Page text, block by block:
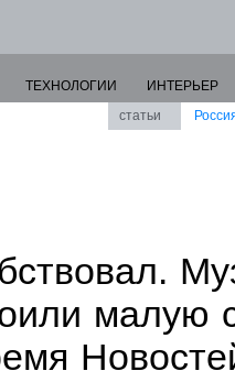
ТЕХНОЛОГИИ
ИНТЕРЬЕР
статьи
малую